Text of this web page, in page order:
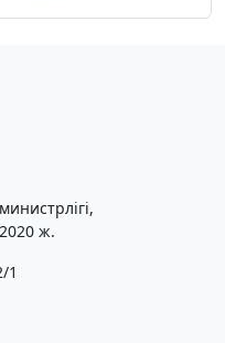
ж.
1